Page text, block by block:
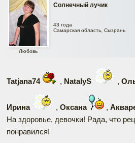
Солнечный лучик
Любовь
43 года
Самарская область, Сызрань
Tatjana74 , NatalyS ,
Ирина , Оксана ,
На здоровье, девочки! Рада, что
понравился!